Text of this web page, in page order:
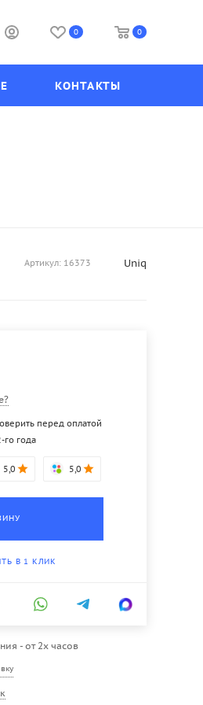
0 0
КОНТАКТЫ
Артикул: 16373 Uniq
перед оплатой
го года
5,0 5,0
В 1 КЛИК
- от 2х часов